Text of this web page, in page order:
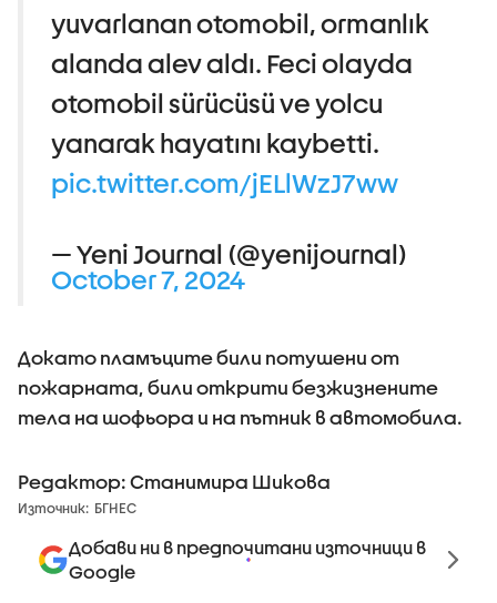
yuvarlanan otomobil, ormanlık
alanda alev aldı. Feci olayda
otomobil sürücüsü ve yolcu
yanarak hayatını kaybetti.
pic.twitter.com/jELlWzJ7ww
— Yeni Journal (@yenijournal)
October 7, 2024
Докато пламъците били потушени от
пожарната, били открити безжизнените
тела на шофьора и на пътник в автомобила.
Редактор: Станимира Шикова
Източник: БГНЕС
Добави ни в предпочитани източници в
Google